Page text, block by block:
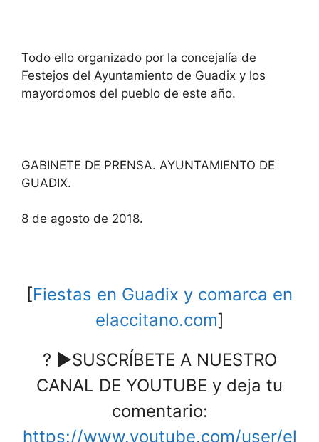
Todo ello organizado por la concejalía de
Festejos del Ayuntamiento de Guadix y los
mayordomos del pueblo de este año.
GABINETE DE PRENSA. AYUNTAMIENTO DE
GUADIX.
8 de agosto de 2018.
[Fiestas en Guadix y comarca en
elaccitano.com]
? ►SUSCRÍBETE A NUESTRO
CANAL DE YOUTUBE y deja tu
comentario:
https://www.youtube.com/user/el